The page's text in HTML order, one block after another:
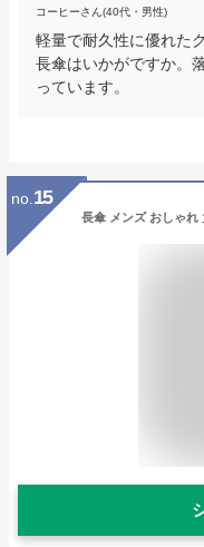
コーヒーさん(40代・男性)
軽量で耐久性に優れた
長傘はいかがですか。
っています。
no. 15